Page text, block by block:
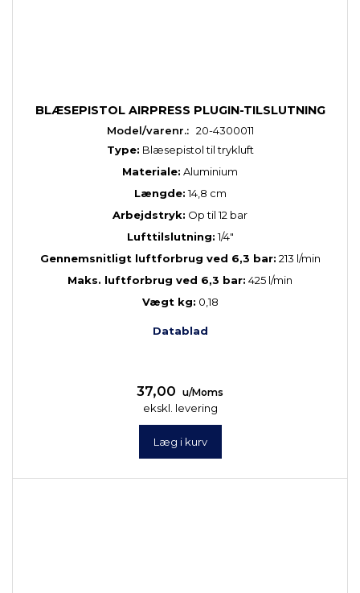
BLÆSEPISTOL AIRPRESS PLUGIN-TILSLUTNING
Model/varenr.: 20-4300011
Type: Blæsepistol til trykluft
Materiale: Aluminium
Længde:14,8 cm
Arbejdstryk: Op til 12 bar
Lufttilslutning:1/4"
Gennemsnitligt luftforbrug ved 6,3 bar: 213 l/min
Maks. luftforbrug ved 6,3 bar: 425 l/min
Vægt kg: 0,18
Datablad
37,00 u/Moms
ekskl. levering
Læg i kurv